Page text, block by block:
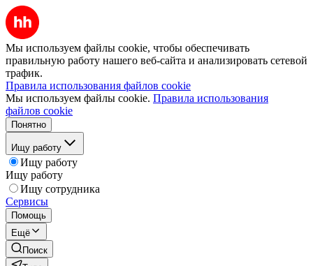
Мы используем файлы cookie, чтобы обеспечивать
правильную работу нашего веб-сайта и анализировать сетевой
трафик.
Правила использования файлов cookie
Мы используем файлы cookie. Правила использования
файлов cookie
Понятно
Ищу работу
Ищу работу
Ищу работу
Ищу сотрудника
Сервисы
Помощь
Ещё
Поиск